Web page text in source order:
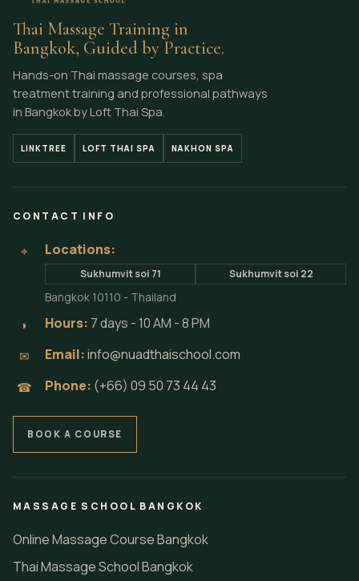
Thai Massage Training in
Bangkok, Guided by Practice.
Hands-on Thai massage courses, spa
treatment training and professional pathways
in Bangkok by Loft Thai Spa.
LINKTREE LOFT THAI SPA NAKHON SPA
CONTACT INFO
⌖ Locations:
Sukhumvit soi 71 Sukhumvit soi 22
Bangkok 10110 - Thailand
◗ Hours: 7 days - 10 AM - 8 PM
✉ Email:info@nuadthaischool.com
☎ Phone: (+66) 09 50 73 44 43
BOOK A COURSE
MASSAGE SCHOOL BANGKOK
Online Massage Course Bangkok
Thai Massage School Bangkok